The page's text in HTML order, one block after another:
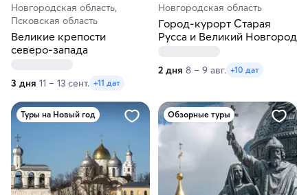
Новгородская область,
Псковская область
Великие крепости
северо-запада
3 дня 11 – 13 сент. +11 дат
Новгородская область
Город-курорт Старая
Русса и Великий Новгород
2 дня 8 – 9 авг. +10 дат
Туры на Новый год Обзорные туры